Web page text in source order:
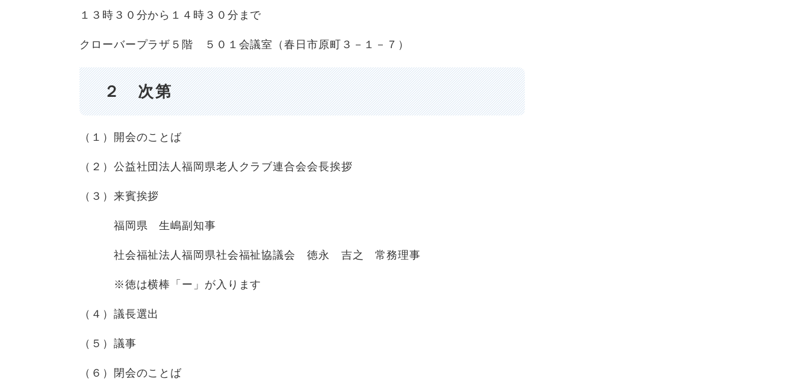
１３時３０分から１４時３０分まで
クローバープラザ５階 ５０１会議室（春日市原町３－１－７）
２ 次第
（１）開会のことば
（２）公益社団法人福岡県老人クラブ連合会会長挨拶
（３）来賓挨拶
福岡県 生嶋副知事
社会福祉法人福岡県社会福祉協議会 徳永 吉之 常務理事
※徳は横棒「ー」が入ります
（４）議長選出
（５）議事
（６）閉会のことば